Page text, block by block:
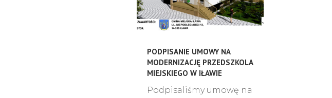
PODPISANIE UMOWY NA
MODERNIZACJĘ PRZEDSZKOLA
MIEJSKIEGO W IŁAWIE
Podpisaliśmy umowę na